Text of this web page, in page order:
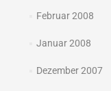
Februar 2008
Januar 2008
Dezember 2007